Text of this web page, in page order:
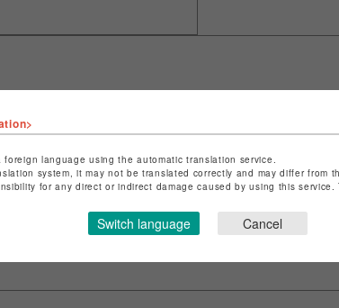
ョップ名
fantasy village
舗名
池袋PARCO
ョップお問い合わせは こちら
language using the automatic translation service.
system, it may not be translated correctly and may differ from
for any direct or indirect damage caused by using this
Switch language Cancel